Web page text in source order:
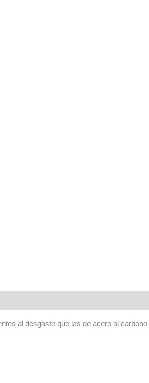
al desgaste que las de acero al carbono